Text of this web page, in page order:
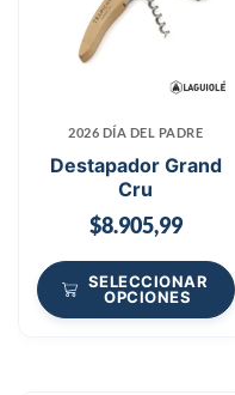
2026 DÍA DEL PADRE
Destapador Grand
Cru
$8.905,99
SELECCIONAR
OPCIONES